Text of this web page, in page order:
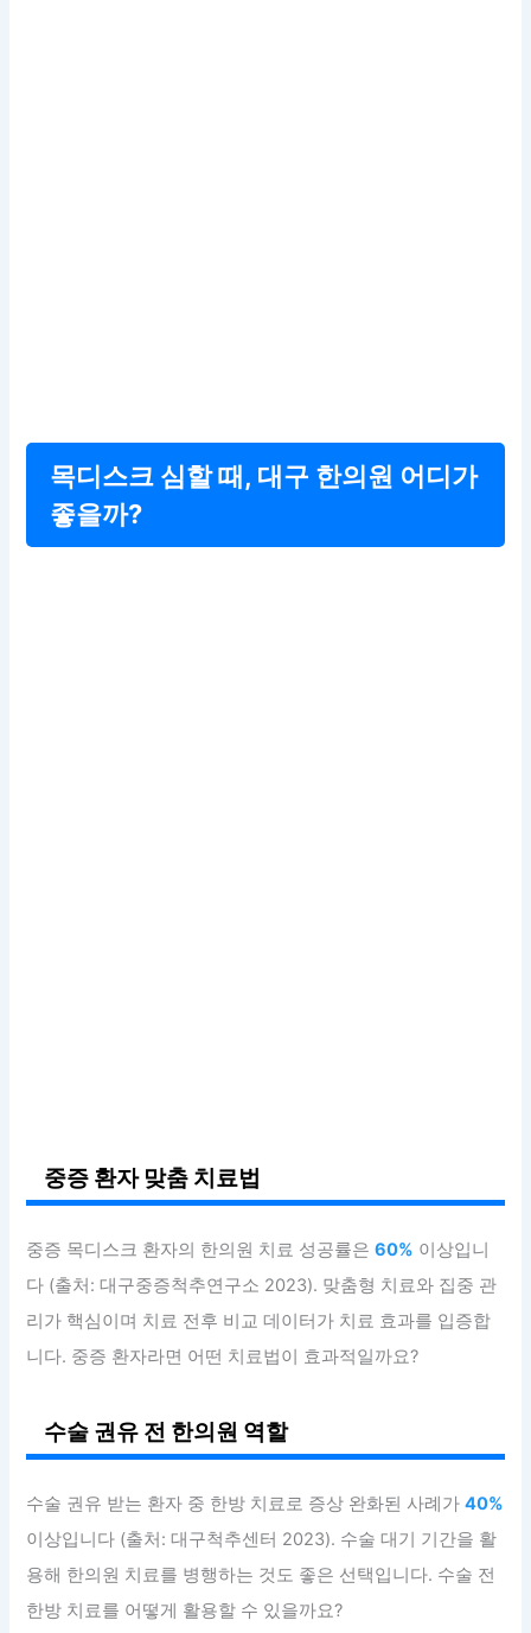
목디스크 심할 때, 대구 한의원 어디가
좋을까?
중증 환자 맞춤 치료법
중증 목디스크 환자의 한의원 치료 성공률은60% 이상입니
다 (출처: 대구중증척추연구소 2023). 맞춤형 치료와 집중 관
리가 핵심이며 치료 전후 비교 데이터가 치료 효과를 입증합
니다. 중증 환자라면 어떤 치료법이 효과적일까요?
수술 권유 전 한의원 역할
수술 권유 받는 환자 중 한방 치료로 증상 완화된 사례가40%
이상입니다 (출처: 대구척추센터 2023). 수술 대기 기간을 활
용해 한의원 치료를 병행하는 것도 좋은 선택입니다. 수술 전
한방 치료를 어떻게 활용할 수 있을까요?